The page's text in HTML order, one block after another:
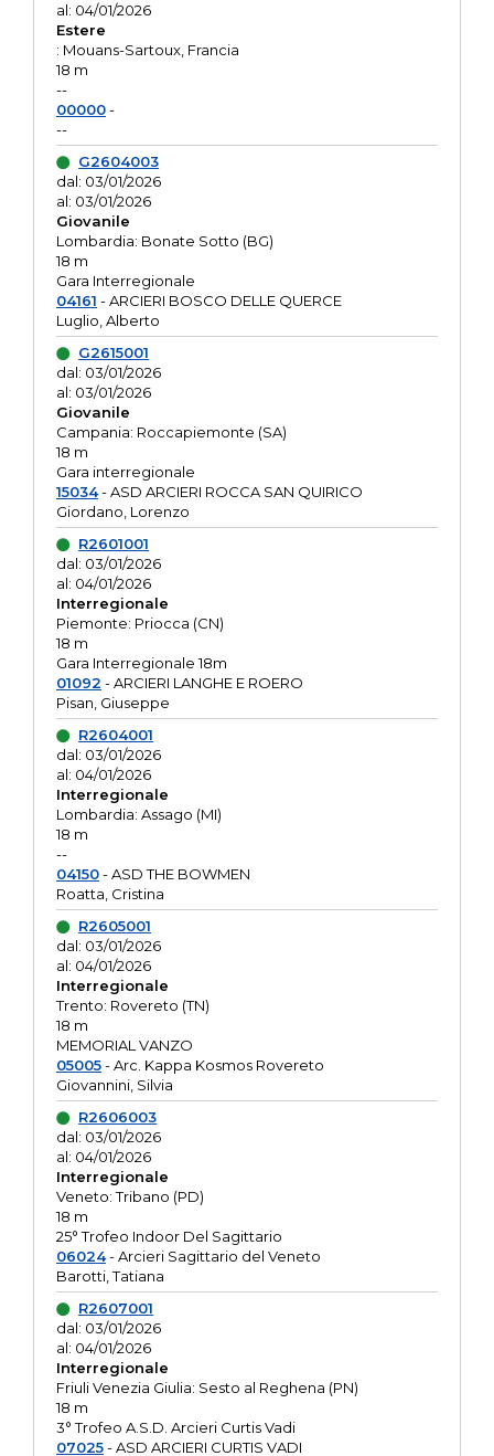
al: 04/01/2026
Estere
: Mouans-Sartoux, Francia
18 m
--
00000-
--
G2604003
dal: 03/01/2026
al: 03/01/2026
Giovanile
Lombardia: Bonate Sotto (BG)
18 m
Gara Interregionale
04161 - ARCIERI BOSCO DELLE QUERCE
Luglio, Alberto
G2615001
dal: 03/01/2026
al: 03/01/2026
Giovanile
Campania: Roccapiemonte (SA)
18 m
Gara interregionale
15034- ASD ARCIERI ROCCA SAN QUIRICO
Giordano, Lorenzo
R2601001
dal: 03/01/2026
al: 04/01/2026
Interregionale
Piemonte: Priocca (CN)
18 m
Gara Interregionale 18m
01092 - ARCIERI LANGHE E ROERO
Pisan, Giuseppe
R2604001
dal: 03/01/2026
al: 04/01/2026
Interregionale
Lombardia: Assago (MI)
18 m
--
04150- ASD THE BOWMEN
Roatta, Cristina
R2605001
dal: 03/01/2026
al: 04/01/2026
Interregionale
Trento: Rovereto (TN)
18 m
MEMORIAL VANZO
05005- Arc. Kappa Kosmos Rovereto
Giovannini, Silvia
R2606003
dal: 03/01/2026
al: 04/01/2026
Interregionale
Veneto: Tribano (PD)
18 m
25° Trofeo Indoor Del Sagittario
06024- Arcieri Sagittario del Veneto
Barotti, Tatiana
R2607001
dal: 03/01/2026
al: 04/01/2026
Interregionale
Friuli Venezia Giulia: Sesto al Reghena (PN)
18 m
3° Trofeo A.S.D. Arcieri Curtis Vadi
07025- ASD ARCIERI CURTIS VADI